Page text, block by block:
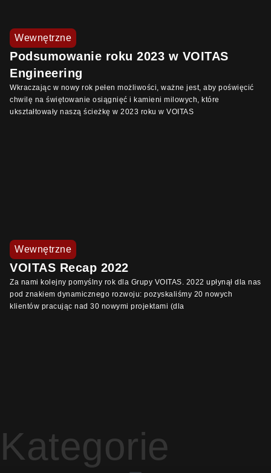
Wewnętrzne
Podsumowanie roku 2023 w VOITAS
Engineering
Wkraczając w nowy rok pełen możliwości, ważne jest, aby poświęcić
chwilę na świętowanie osiągnięć i kamieni milowych, które
ukształtowały naszą ścieżkę w 2023 roku w VOITAS
Wewnętrzne
VOITAS Recap 2022
Za nami kolejny pomyślny rok dla Grupy VOITAS. 2022 upłynął dla nas
pod znakiem dynamicznego rozwoju: pozyskaliśmy 20 nowych
klientów pracując nad 30 nowymi projektami (dla
Kategorie